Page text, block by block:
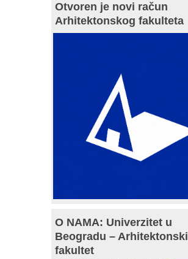
Otvoren je novi račun
Arhitektonskog fakulteta
O NAMA: Univerzitet u
Beogradu – Arhitektonski
fakultet